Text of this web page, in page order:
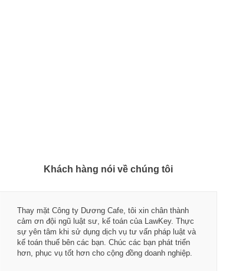
Khách hàng nói về chúng tôi
Thay mặt Công ty Dương Cafe, tôi xin chân thành
cảm ơn đội ngũ luật sư, kế toán của LawKey. Thực
sự yên tâm khi sử dụng dịch vụ tư vấn pháp luật và
kế toán thuế bên các bạn. Chúc các bạn phát triển
hơn, phục vụ tốt hơn cho cộng đồng doanh nghiệp.